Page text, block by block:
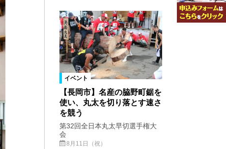
イベント
【長岡市】名産の脇野町鋸を
使い、丸太を切り落とす速さ
を競う
第32回全日本丸太早切選手権大
会
8月11日（祝）